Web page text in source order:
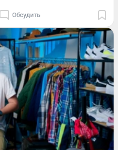
Обсудить